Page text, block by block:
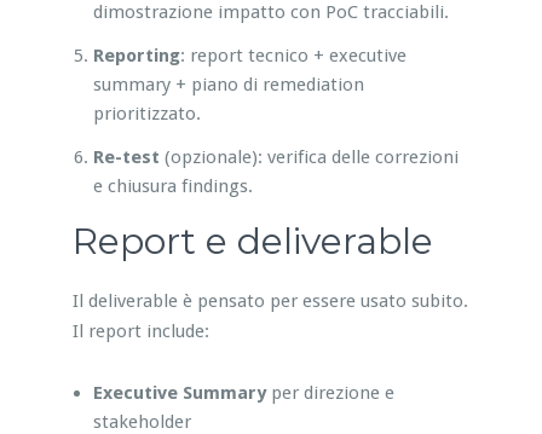
dimostrazione impatto con PoC tracciabili.
Reporting: report tecnico + executive
summary + piano di remediation
prioritizzato.
Re-test (opzionale): verifica delle correzioni
e chiusura findings.
Report e deliverable
Il deliverable è pensato per essere usato subito.
Il report include:
Executive Summaryper direzione e
stakeholder